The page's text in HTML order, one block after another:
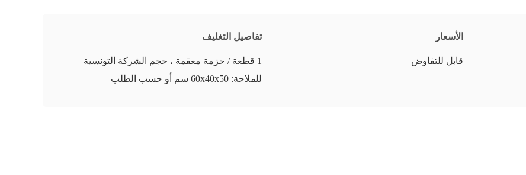
الأسعار
قابل للتفاوض
تفاصيل التغليف
1 قطعة / حزمة معقمة ، حجم الشركة التونسية
للملاحة: 60x40x50 سم أو حسب الطلب